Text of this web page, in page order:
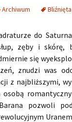
Archiwum Bliźnięta
do
zęby i skórę,
się
znudzi was
z najbliższymi,
osobą
pozwoli